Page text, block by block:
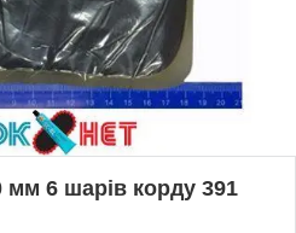
6 шарів корду 391